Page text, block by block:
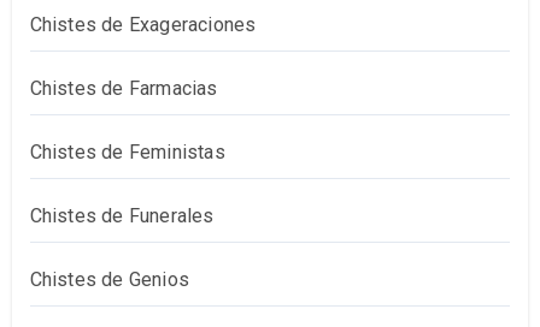
Chistes de Exageraciones
Chistes de Farmacias
Chistes de Feministas
Chistes de Funerales
Chistes de Genios